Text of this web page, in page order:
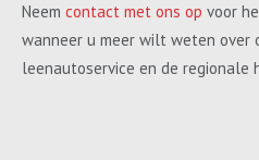
Neem contact met ons op voor
wanneer u meer wilt weten over
leenautoservice en de regionale